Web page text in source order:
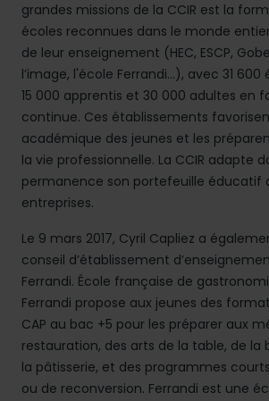
grandes missions de la CCIR est la
écoles reconnues dans le monde
de leur enseignement (HEC, ESCP,
l’image, l'école Ferrandi...), avec 31 600
15 000 apprentis et 30 000 adultes en
continue. Ces établissements
académique des jeunes et les
la vie professionnelle. La CCIR adapte
permanence son portefeuille éducatif
entreprises.
Le 9 mars 2017, Cyril Capliez a
conseil d’établissement
Ferrandi. École française de
Ferrandi propose aux jeunes des
CAP au bac +5 pour les préparer aux
restauration, des arts de la table, de la
la pâtisserie, et des programmes
ou de reconversion. Ferrandi est une